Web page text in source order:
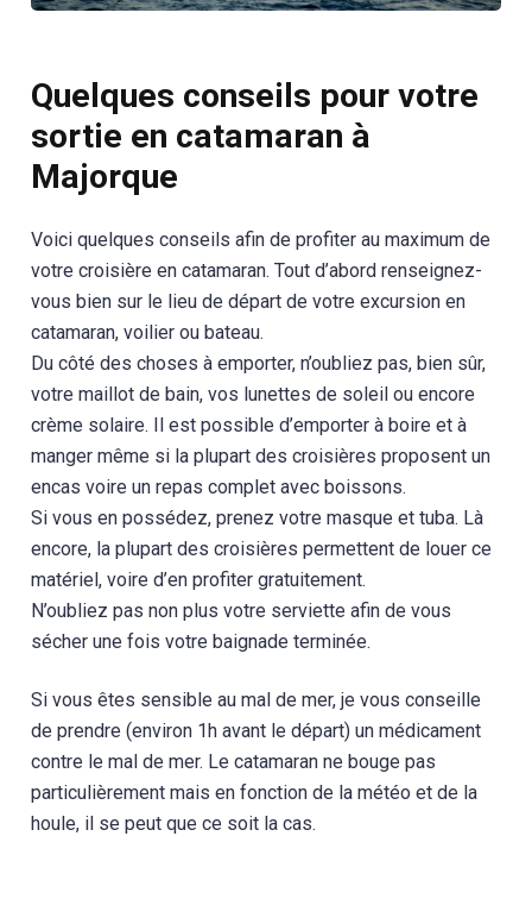
Quelques conseils pour votre
sortie en catamaran à
Majorque
Voici quelques conseils afin de profiter au maximum de
votre croisière en catamaran. Tout d’abord renseignez-
vous bien sur le lieu de départ de votre excursion en
catamaran, voilier ou bateau.
Du côté des choses à emporter, n’oubliez pas, bien sûr,
votre maillot de bain, vos lunettes de soleil ou encore
crème solaire. Il est possible d’emporter à boire et à
manger même si la plupart des croisières proposent un
encas voire un repas complet avec boissons.
Si vous en possédez, prenez votre masque et tuba. Là
encore, la plupart des croisières permettent de louer ce
matériel, voire d’en profiter gratuitement.
N’oubliez pas non plus votre serviette afin de vous
sécher une fois votre baignade terminée.
Si vous êtes sensible au mal de mer, je vous conseille
de prendre (environ 1h avant le départ) un médicament
contre le mal de mer. Le catamaran ne bouge pas
particulièrement mais en fonction de la météo et de la
houle, il se peut que ce soit la cas.